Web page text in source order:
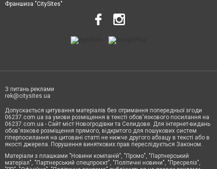
Франшиза "CitySites"
З питань реклами
rek@citysites.ua
Допускається цитування матеріалів без отримання попередньої згоди
06237.com.ua за умови розміщення в тексті обов'язкового посилання на
06237.com.ua - Сайт міст Новогродівки та Селидове. Для інтернет-видань
обов'язкове розміщення прямого, відкритого для пошукових систем
гіперпосилання на цитовані статті не нижче другого абзацу в тексті або в
якості джерела. Порушення виняткових прав переслідується Законом.
Матеріали з плашками "Новини компаній", "Промо", "Партнерський
матеріал", "Партнерський спецпроєкт", "Політичні новини", "Пресреліз",